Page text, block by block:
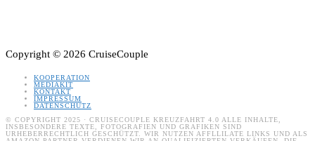
Copyright © 2026 CruiseCouple
KOOPERATION
MEDIAKIT
KONTAKT
IMPRESSUM
DATENSCHUTZ
© COPYRIGHT 2025 · CRUISECOUPLE KREUZFAHRT 4.0 ALLE INHALTE,
INSBESONDERE TEXTE, FOTOGRAFIEN UND GRAFIKEN SIND
URHEBERRECHTLICH GESCHÜTZT. WIR NUTZEN AFFLLILATE LINKS UND ALS